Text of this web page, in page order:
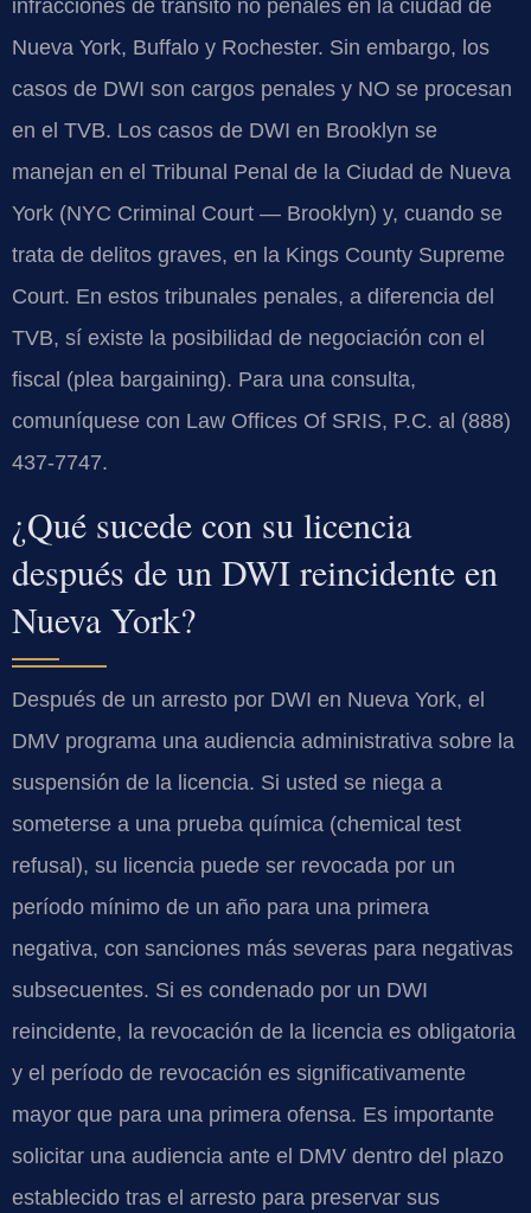
infracciones de tránsito no penales en la ciudad de
Nueva York, Buffalo y Rochester. Sin embargo, los
casos de DWI son cargos penales y NO se procesan
en el TVB. Los casos de DWI en Brooklyn se
manejan en el Tribunal Penal de la Ciudad de Nueva
York (NYC Criminal Court — Brooklyn) y, cuando se
trata de delitos graves, en la Kings County Supreme
Court. En estos tribunales penales, a diferencia del
TVB, sí existe la posibilidad de negociación con el
fiscal (plea bargaining). Para una consulta,
comuníquese con Law Offices Of SRIS, P.C. al (888)
437-7747.
¿Qué sucede con su licencia
después de un DWI reincidente en
Nueva York?
Después de un arresto por DWI en Nueva York, el
DMV programa una audiencia administrativa sobre la
suspensión de la licencia. Si usted se niega a
someterse a una prueba química (chemical test
refusal), su licencia puede ser revocada por un
período mínimo de un año para una primera
negativa, con sanciones más severas para negativas
subsecuentes. Si es condenado por un DWI
reincidente, la revocación de la licencia es obligatoria
y el período de revocación es significativamente
mayor que para una primera ofensa. Es importante
solicitar una audiencia ante el DMV dentro del plazo
establecido tras el arresto para preservar sus